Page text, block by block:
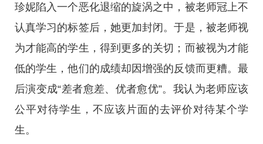
珍妮陷入一个恶化退缩的旋涡之中，被老师冠上不
认真学习的标签后，她更加封闭。于是，被老师视
为才能高的学生，得到更多的关切；而被视为才能
低的学生，他们的成绩却因增强的反馈而更糟。最
后演变成“差者愈差、优者愈优”。我认为老师应该
公平对待学生，不应该片面的去评价对待某个学
生。